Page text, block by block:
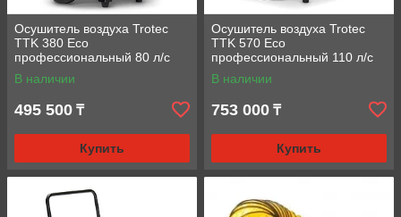
Осушитель воздуха Trotec
TTK 380 Eco
профессиональный 80 л/с
В наличии
495 500 ₸
Купить
Осушитель воздуха Trotec
TTK 570 Eco
профессиональный 110 л/с
В наличии
753 000 ₸
Купить